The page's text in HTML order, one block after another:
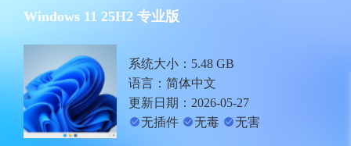
Windows 11 25H2 专业版
系统大小：5.48 GB
语言：简体中文
更新日期：2026-05-27
无插件
无毒 无害